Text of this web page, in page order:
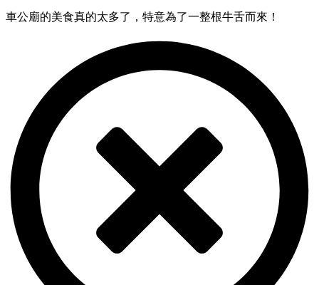
車公廟的美食真的太多了，特意為了一整根牛舌而來！